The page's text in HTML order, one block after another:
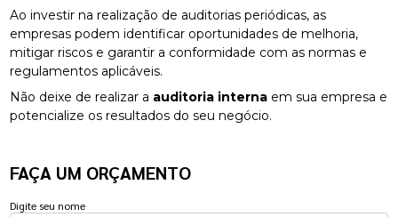
Ao investir na realização de auditorias periódicas, as
empresas podem identificar oportunidades de melhoria,
mitigar riscos e garantir a conformidade com as normas e
regulamentos aplicáveis.
Não deixe de realizar a auditoria interna em sua empresa e
potencialize os resultados do seu negócio.
FAÇA UM ORÇAMENTO
Digite seu nome